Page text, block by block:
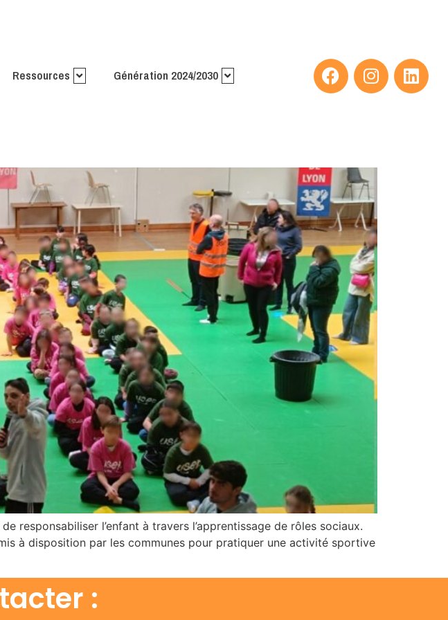
Ressources Génération 2024/2030
responsabiliser l’enfant à travers l’apprentissage de rôles sociaux.
à disposition par les communes pour pratiquer une activité sportive
: